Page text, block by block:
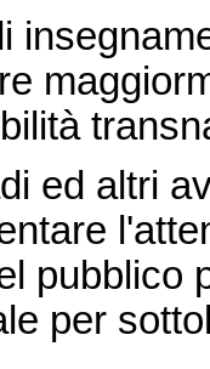
ed altri
pubblico
per